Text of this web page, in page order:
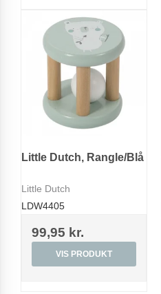
Little Dutch, Rangle/Blå
Little Dutch
LDW4405
99,95 kr.
VIS PRODUKT